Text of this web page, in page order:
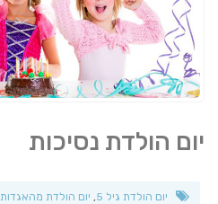
יום הולדת נסיכות
יום הולדת גיל 5 , יום הולדת מהאגדות